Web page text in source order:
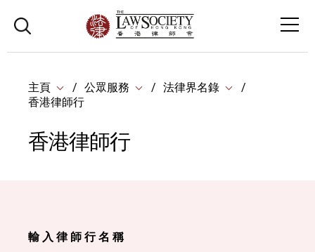
主頁 公眾服務
法律界名錄
香港律師行
香港律師行
輸 入 律 師 行 名 稱